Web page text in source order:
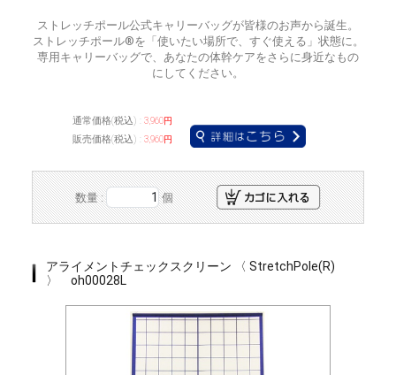
ストレッチポール公式キャリーバッグが皆様のお声から誕生。
ストレッチポール®を「使いたい場所で、すぐ使える」状態に。
専用キャリーバッグで、あなたの体幹ケアをさらに身近なもの
にしてください。
通常価格(税込) : 3,960円
販売価格(税込) : 3,960円
数量 : 個
アライメントチェックスクリーン 〈 StretchPole(R)
〉 oh00028L